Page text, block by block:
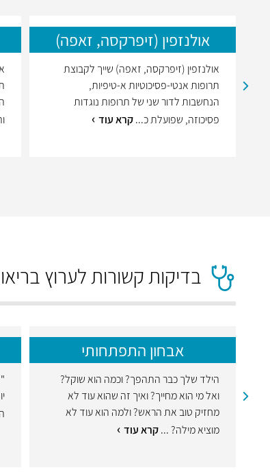
אולנזפין (זיפרקסה, זאפה)
אולנזפין (זיפרקסה, זאפה) שייך לקבוצת
תרופות אנטי-פסיכוטיות א-טיפיות,
הנחשבות לדור שני של תרופות נוגדות
פסיכוזה, שפועלת כ...קרא עוד
בדיקות קשורות לערוץ
אבחון התפתחותי
הילד שלך כבר התהפך? וכמה הוא שוקל?
ואל מי הוא מחייך? ואיך זה שהוא עוד לא
מחזיק טוב את הראש? ולמה הוא עוד לא
מוציא מילה? ...קרא עוד